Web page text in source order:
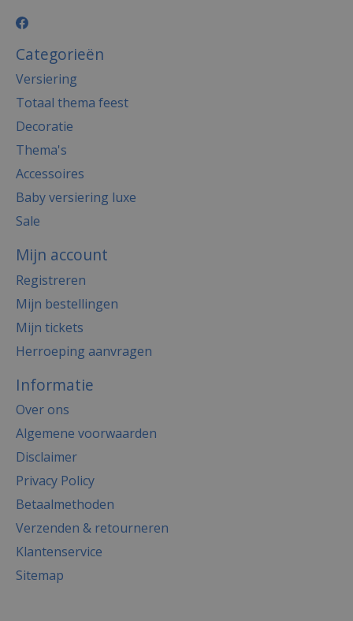
Categorieën
Versiering
Totaal thema feest
Decoratie
Thema's
Accessoires
Baby versiering luxe
Sale
Mijn account
Registreren
Mijn bestellingen
Mijn tickets
Herroeping aanvragen
Informatie
Over ons
Algemene voorwaarden
Disclaimer
Privacy Policy
Betaalmethoden
Verzenden & retourneren
Klantenservice
Sitemap